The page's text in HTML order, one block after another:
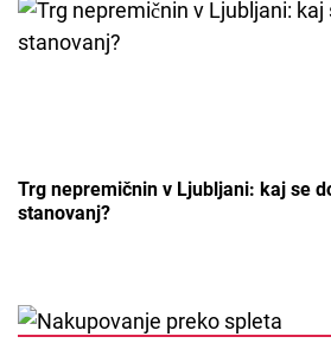
Trg nepremičnin v Ljubljani: kaj se
stanovanj?